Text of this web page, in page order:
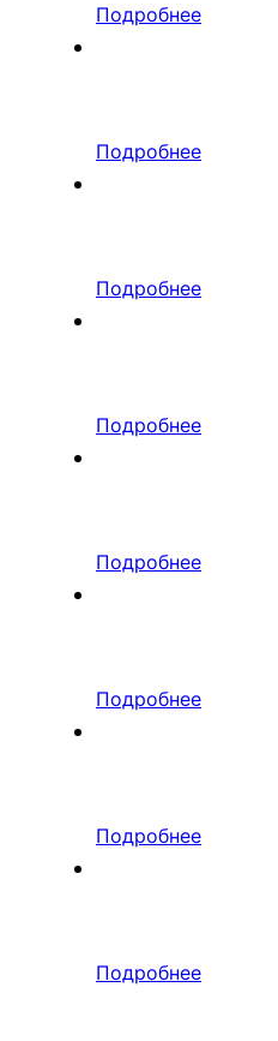
Подробнее
Подробнее
Подробнее
Подробнее
Подробнее
Подробнее
Подробнее
Подробнее